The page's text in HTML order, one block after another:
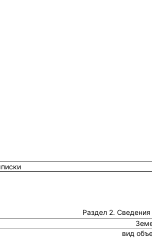
Раздел 2.
вид